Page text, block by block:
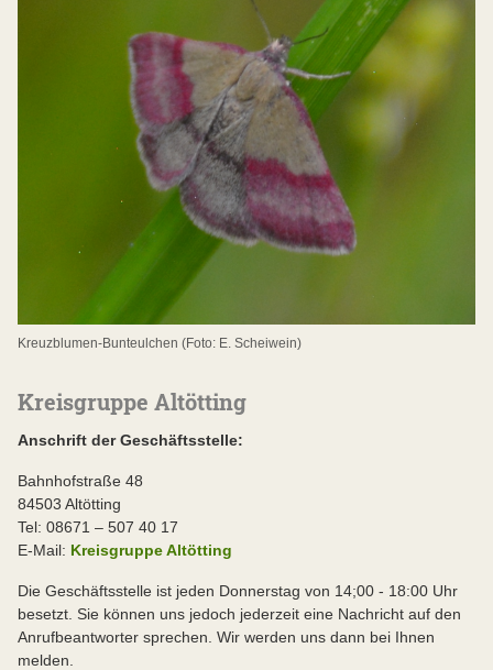
Kreuzblumen-Bunteulchen (Foto: E. Scheiwein)
Kreisgruppe Altötting
Anschrift der Geschäftsstelle:
Bahnhofstraße 48
84503 Altötting
Tel: 08671 – 507 40 17
E-Mail: Kreisgruppe Altötting
Die Geschäftsstelle ist jeden Donnerstag von 14;00 - 18:00 Uhr
besetzt. Sie können uns jedoch jederzeit eine Nachricht auf den
Anrufbeantworter sprechen. Wir werden uns dann bei Ihnen
melden.